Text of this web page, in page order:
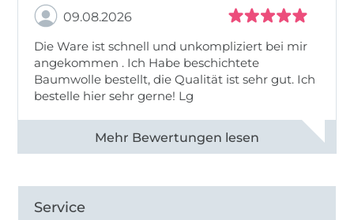
09.08.2026
Die Ware ist schnell und unkompliziert bei mir
angekommen . Ich Habe beschichtete
Baumwolle bestellt, die Qualität ist sehr gut. Ich
bestelle hier sehr gerne! Lg
Alle 83031 Bewertungen ansehen
Service